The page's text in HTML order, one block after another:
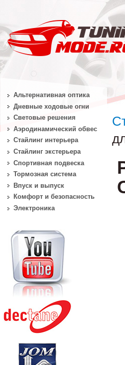
Альтернативная оптика
Дневные ходовые огни
Световые решения
Аэродинамический обвес
Стайлинг интерьера
Стайлинг экстерьера
Спортивная подвеска
Тормозная система
Впуск и выпуск
Комфорт и безопасность
Электроника